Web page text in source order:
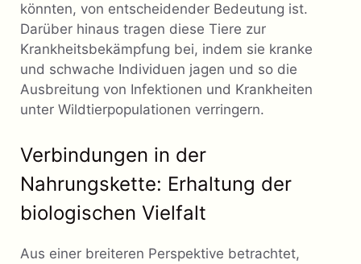
könnten, von entscheidender Bedeutung ist.
Darüber hinaus tragen diese Tiere zur
Krankheitsbekämpfung bei, indem sie kranke
und schwache Individuen jagen und so die
Ausbreitung von Infektionen und Krankheiten
unter Wildtierpopulationen verringern.
Verbindungen in der
Nahrungskette: Erhaltung der
biologischen Vielfalt
Aus einer breiteren Perspektive betrachtet,